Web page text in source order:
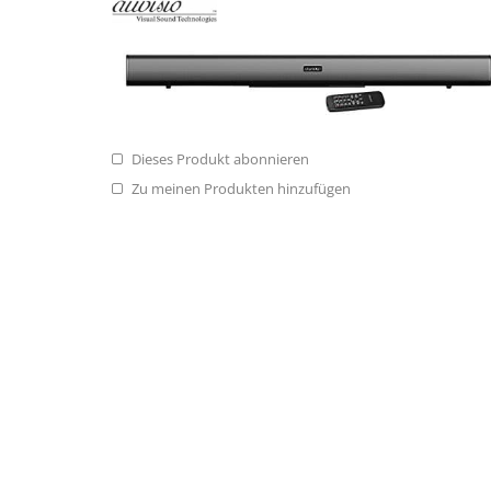
Dieses Produkt abonnieren
Zu meinen Produkten hinzufügen